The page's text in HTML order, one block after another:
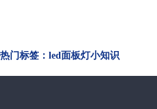
热门标签：led面板灯小知识